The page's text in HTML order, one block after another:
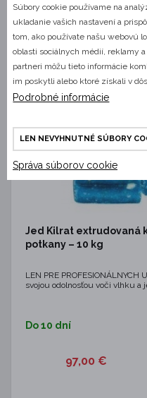
PROFESIONÁLNY PRODUKT
Jed Kilrat extrudovaná
potkany – 10 kg
LEN PRE
svojou odolnosťou voči vlhku a
Do 10 dní
97,00 €
Súbory cookie používame na
ukladanie vašich nastavení a
tom, ako používate našu webovú
oblasti sociálnych médií, reklamy
partneri môžu tieto informácie
im poskytli alebo ktoré získali v
Podrobné informácie
LEN NEVYHNUTNÉ SÚBORY
Správa súborov cookie